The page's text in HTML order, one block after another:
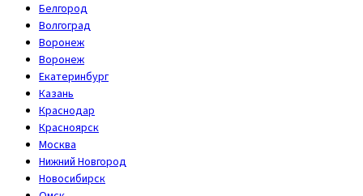
Белгород
Волгоград
Воронеж
Воронеж
Екатеринбург
Казань
Краснодар
Красноярск
Москва
Нижний Новгород
Новосибирск